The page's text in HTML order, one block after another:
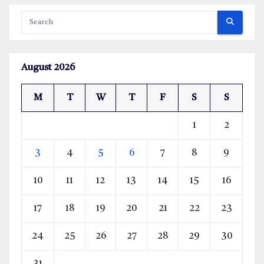
August 2026
M T W T F S S
1 2
3 4 5 6 7 8 9
10 11 12 13 14 15 16
17 18 19 20 21 22 23
24 25 26 27 28 29 30